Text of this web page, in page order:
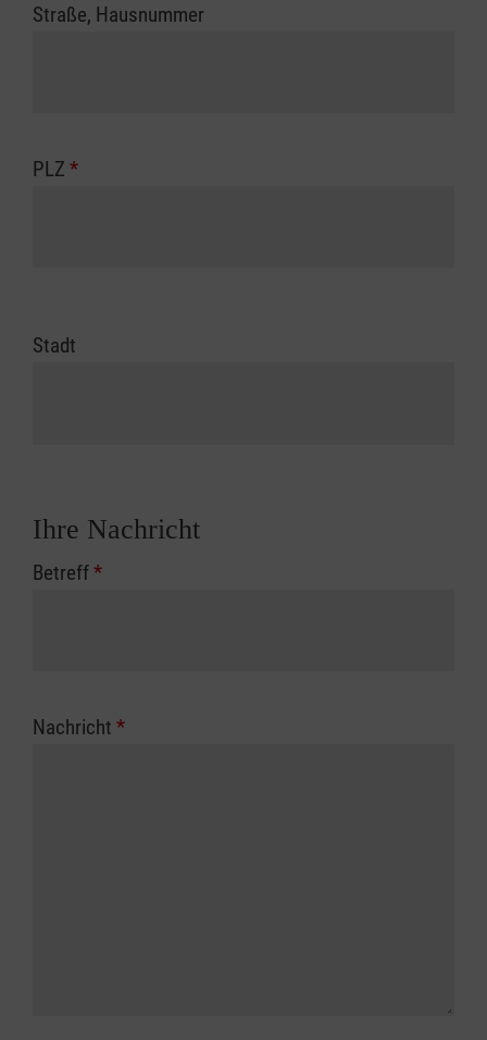
Straße, Hausnummer
PLZ *
Stadt
Ihre Nachricht
Betreff*
Nachricht *